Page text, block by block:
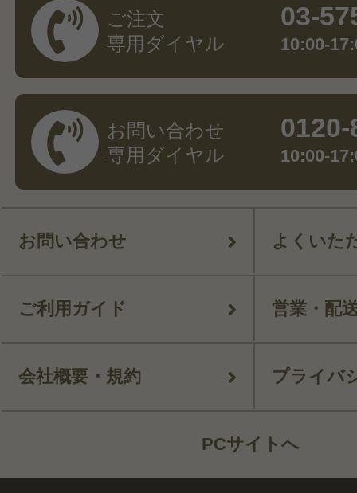
ご注文
専用ダイヤル
03-
10:00-
お問い合わせ
専用ダイヤル
10:00-
お問い合わせ よくいた
ご利用ガイド 営業・配
会社概要・規約 プライバ
PCサイトへ